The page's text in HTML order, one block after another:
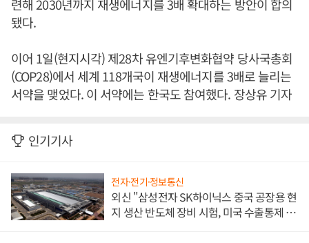
련해 2030년까지 재생에너지를 3배 확대하는 방안이 합의
됐다.
이어 1일(현지시각) 제28차 유엔기후변화협약 당사국총회
(COP28)에서 세계 118개국이 재생에너지를 3배로 늘리는
서약을 맺었다. 이 서약에는 한국도 참여했다. 장상유 기자
인기기사
전자·전기·정보통신
외신 "삼성전자 SK하이닉스 중국 공장용 현
지 생산 반도체 장비 시험, 미국 수출통제 대